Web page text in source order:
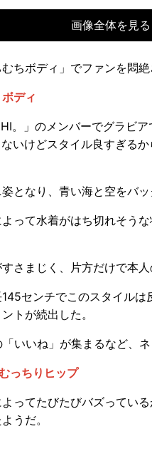
画像全体を見る
ちボディ」でファンを悶絶
ディ
。」のメンバーでグラビ
いけどスタイル良すぎる
となり、青い海と空をバッ
って水着がはち切れそう
さまじく、片方だけで本人
センチでこのスタイルは
トが続出した。
いいね」が集まるなど、ネ
っちりヒップ
ってたびたびバズってい
うだ。